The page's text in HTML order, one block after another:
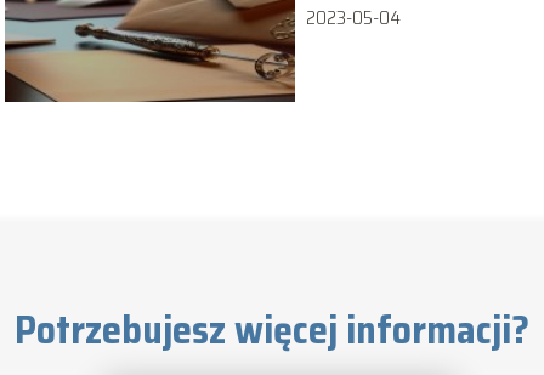
2023-05-04
Potrzebujesz więcej informacji?